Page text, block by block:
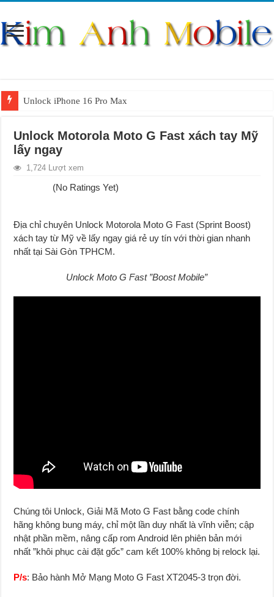
Unlock iPhone 16 Pro Max
Unlock Samsung Galaxy S26 Ultra
Unlock Samsung Galaxy Z Fold 7 giá rẻ
Unlock Motorola Moto G Fast xách tay Mỹ
lấy ngay
1,724 Lượt xem
(No Ratings Yet)
Địa chỉ chuyên Unlock Motorola Moto G Fast (Sprint Boost)
xách tay từ Mỹ về lấy ngay giá rẻ uy tín với thời gian nhanh
nhất tại Sài Gòn TPHCM.
Unlock Moto G Fast ”Boost Mobile”
Chúng tôi Unlock, Giải Mã Moto G Fast bằng code chính
hãng không bung máy, chỉ một lần duy nhất là vĩnh viễn; cập
nhật phần mềm, nâng cấp rom Android lên phiên bản mới
nhất ”khôi phục cài đặt gốc” cam kết 100% không bị relock lại.
P/s: Bảo hành Mở Mạng Moto G Fast XT2045-3 trọn đời.